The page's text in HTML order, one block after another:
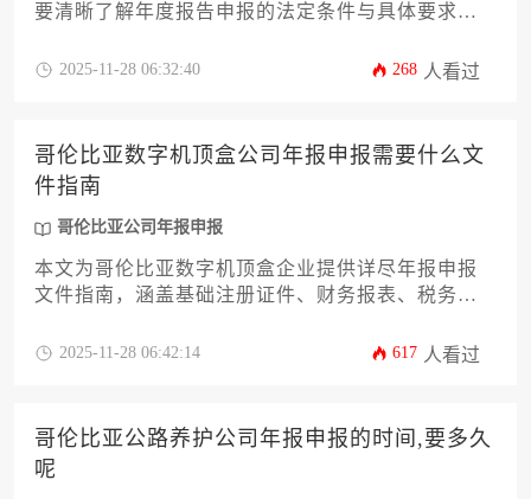
要清晰了解年度报告申报的法定条件与具体要求。
合规证明等十二个核心环节，助您高效完成这项关
进哥伦比亚公司年报申报工作，需要系统性的准备
和严谨的执行。
2025-11-28 06:32:40 268 人看过
哥伦比亚数字机顶盒公司年报申报需要什么文
件指南
哥伦比亚公司年报申报
本文为哥伦比亚数字机顶盒企业提供详尽年报申报
文件指南，涵盖基础注册证件、财务报表、税务证
风险防范措施，助力企业高效完成法定义务。针对
2025-11-28 06:42:14 617 人看过
哥伦比亚公路养护公司年报申报的时间,要多久
呢